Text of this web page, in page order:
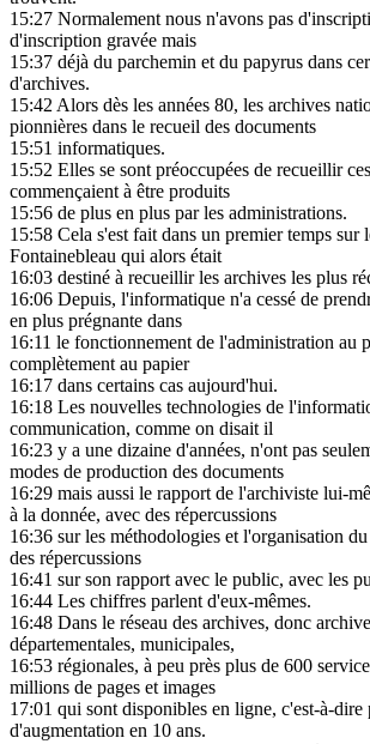
15:27 Normalement nous n'avons pas
d'inscription gravée mais
15:37 déjà du parchemin et du papyrus dans
d'archives.
15:42Alors dès les années 80, les archives
pionnières dans le recueil des documents
15:51 informatiques.
15:52 Elles se sont préoccupées de recueillir
commençaient à être produits
15:56 de plus en plus par les administrations.
15:58 Cela s'est fait dans un premier temps sur
Fontainebleau qui alors était
16:03 destiné à recueillir les archives les plus
16:06 Depuis, l'informatique n'a cessé de
en plus prégnante dans
16:11 le fonctionnement de l'administration au
complètement au papier
16:17 dans certains cas aujourd'hui.
16:18 Les nouvelles technologies de
communication, comme on disait il
16:23 y a une dizaine d'années, n'ont pas
modes de production des documents
16:29 mais aussi le rapport de l'archiviste lui-
à la donnée, avec des répercussions
16:36 sur les méthodologies et l'organisation
des répercussions
16:41 sur son rapport avec le public, avec les
16:44 Les chiffres parlent d'eux-mêmes.
16:48 Dans le réseau des archives, donc
départementales, municipales,
16:53 régionales, à peu près plus de 600
millions de pages et images
17:01 qui sont disponibles en ligne, c'est-à-dire
d'augmentation en 10 ans.